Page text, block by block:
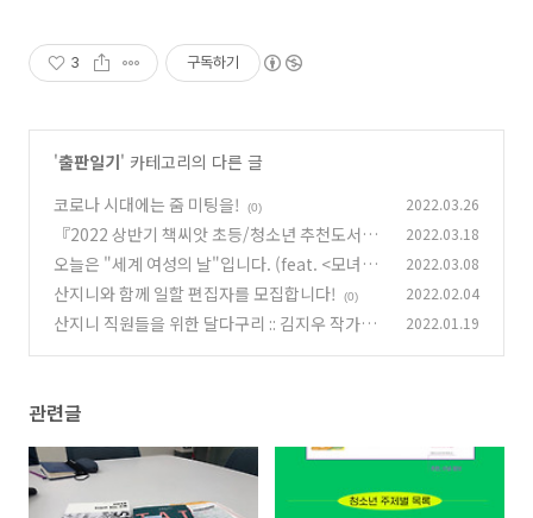
3 구독하기
'출판일기' 카테고리의 다른 글
코로나 시대에는 줌 미팅을!
(0) 2022.03.26
『2022 상반기 책씨앗 초등/청소년 추천도서목
록』이 발행되었습니다. (0)
2022.03.18
오늘은 "세계 여성의 날"입니다. (feat. <모녀5
세대>)
(0)
2022.03.08
산지니와 함께 일할 편집자를 모집합니다! (0) 2022.02.04
산지니 직원들을 위한 달다구리 :: 김지우 작가님
2022.01.19
관련글